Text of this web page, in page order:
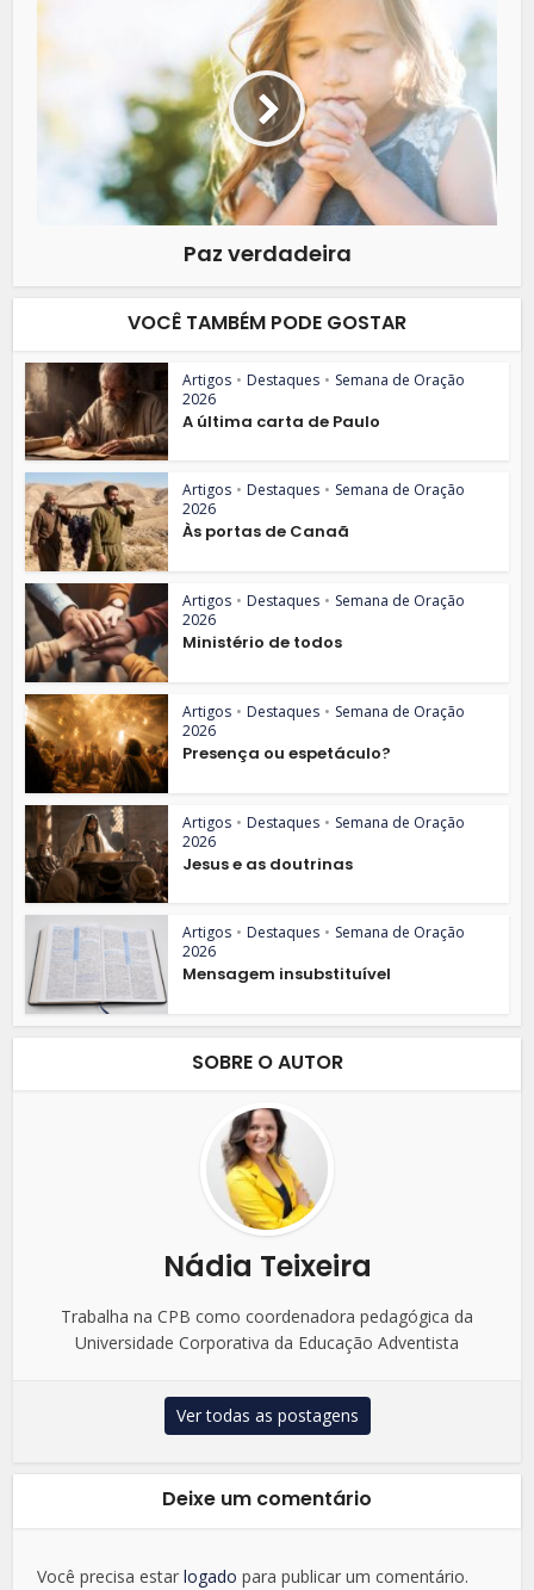
Paz verdadeira
VOCÊ TAMBÉM PODE GOSTAR
Artigos • Destaques • Semana de Oração
2026
A última carta de Paulo
Artigos • Destaques • Semana de Oração
2026
Às portas de Canaã
Artigos • Destaques • Semana de Oração
2026
Ministério de todos
Artigos • Destaques • Semana de Oração
2026
Presença ou espetáculo?
Artigos • Destaques • Semana de Oração
2026
Jesus e as doutrinas
Artigos • Destaques • Semana de Oração
2026
Mensagem insubstituível
SOBRE O AUTOR
Nádia Teixeira
Trabalha na CPB como coordenadora pedagógica da
Universidade Corporativa da Educação Adventista
Ver todas as postagens
Deixe um comentário
Você precisa estarlogado para publicar um comentário.